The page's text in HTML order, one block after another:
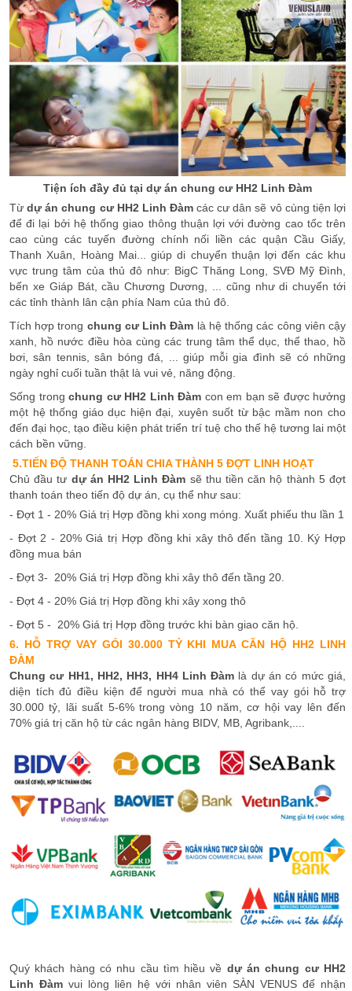
Tiện ích đầy đủ tại dự án chung cư HH2 Linh Đàm
Từdự án chung cư HH2 Linh Đàmcác cư dân sẽ vô cùng tiện lợi
để đi lại bởi hệ thống giao thông thuận lợi với đường cao tốc trên
cao cùng các tuyến đường chính nối liền các quận Cầu Giấy,
Thanh Xuân, Hoàng Mai... giúp di chuyển thuận lợi đến các khu
vực trung tâm của thủ đô như: BigC Thăng Long, SVĐ Mỹ Đình,
bến xe Giáp Bát, cầu Chương Dương, ... cũng như di chuyển tới
các tỉnh thành lân cận phía Nam của thủ đô.
Tích hợp trong chung cư Linh Đàm là hệ thống các công viên cậy
xanh, hồ nước điều hòa cùng các trung tâm thể dục, thể thao, hồ
bơi, sân tennis, sân bóng đá, ... giúp mỗi gia đình sẽ có những
ngày nghỉ cuối tuần thật là vui vẻ, năng động.
Sống trong chung cư HH2 Linh Đàm con em bạn sẽ được hưởng
một hệ thống giáo dục hiện đại, xuyên suốt từ bậc mầm non cho
đến đại học, tạo điều kiện phát triển trí tuệ cho thế hệ tương lai một
cách bền vững.
5.TIẾN ĐỘ THANH TOÁN CHIA THÀNH 5 ĐỢT LINH HOẠT
Chủ đầu tư dự án HH2 Linh Đàm sẽ thu tiền căn hộ thành 5 đợt
thanh toán theo tiến độ dự án, cụ thể như sau:
- Đợt 1 - 20% Giá trị Hợp đồng khi xong móng. Xuất phiếu thu lần 1
- Đợt 2 - 20% Giá trị Hợp đồng khi xây thô đến tầng 10. Ký Hợp
đồng mua bán
- Đợt 3- 20% Giá trị Hợp đồng khi xây thô đến tầng 20.
- Đợt 4 - 20% Giá trị Hợp đồng khi xây xong thô
- Đợt 5 - 20% Giá trị Hợp đồng trước khi bàn giao căn hộ.
6. HỖ TRỢ VAY GÓI 30.000 TỶ KHI MUA CĂN HỘ HH2 LINH
ĐÀM
Chung cư HH1, HH2, HH3, HH4 Linh Đàm là dự án có mức giá,
diện tích đủ điều kiện để người mua nhà có thể vay gói hỗ trợ
30.000 tỷ, lãi suất 5-6% trong vòng 10 năm, cơ hội vay lên đến
70% giá trị căn hộ từ các ngân hàng BIDV, MB, Agribank,....
Quý khách hàng có nhu cầu tìm hiều về dự án chung cư HH2
Linh Đàm vui lòng liên hệ với nhân viên SÀN VENUS để nhận